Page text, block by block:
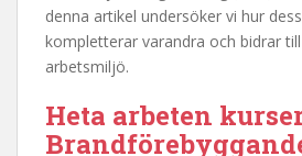
denna artikel undersöker vi hur
kompletterar varandra och bidrar
arbetsmiljö.
Heta arbeten